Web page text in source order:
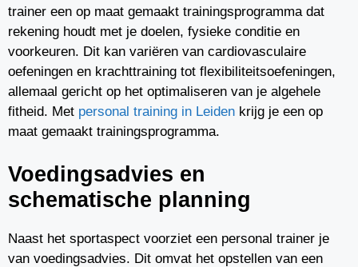
trainer een op maat gemaakt trainingsprogramma dat
rekening houdt met je doelen, fysieke conditie en
voorkeuren. Dit kan variëren van cardiovasculaire
oefeningen en krachttraining tot flexibiliteitsoefeningen,
allemaal gericht op het optimaliseren van je algehele
fitheid. Met personal training in Leiden krijg je een op
maat gemaakt trainingsprogramma.
Voedingsadvies en
schematische planning
Naast het sportaspect voorziet een personal trainer je
van voedingsadvies. Dit omvat het opstellen van een